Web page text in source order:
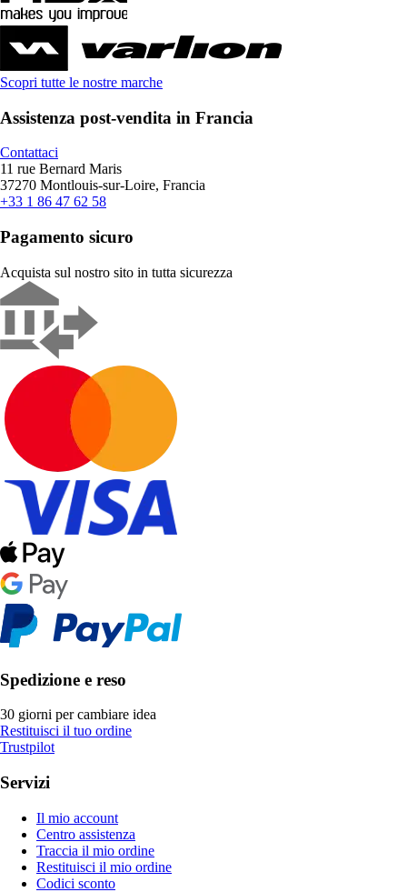
Scopri tutte le nostre marche
Assistenza post-vendita in Francia
Contattaci
11 rue Bernard Maris
37270 Montlouis-sur-Loire, Francia
+33 1 86 47 62 58
Pagamento sicuro
Acquista sul nostro sito in tutta sicurezza
Spedizione e reso
30 giorni per cambiare idea
Restituisci il tuo ordine
Trustpilot
Servizi
Il mio account
Centro assistenza
Traccia il mio ordine
Restituisci il mio ordine
Codici sconto